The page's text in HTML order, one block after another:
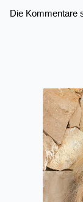
Die Kommentare